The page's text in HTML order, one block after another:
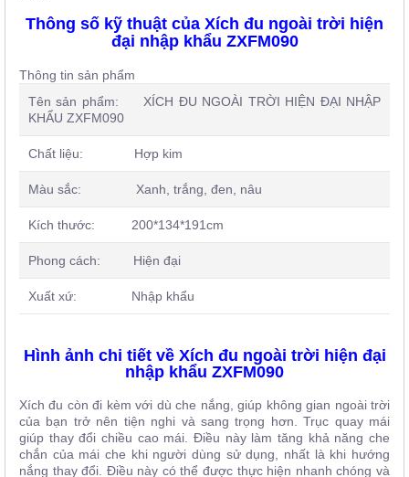
Thông số kỹ thuật của Xích đu ngoài trời hiện
đại nhập khẩu ZXFM090
Thông tin sản phẩm
Tên sản phẩm: XÍCH ĐU NGOÀI TRỜI HIỆN ĐẠI NHẬP
KHẨU ZXFM090
Chất liệu: Hợp kim
Màu sắc: Xanh, trắng, đen, nâu
Kích thước: 200*134*191cm
Phong cách: Hiện đại
Xuất xứ: Nhập khẩu
Hình ảnh chi tiết về Xích đu ngoài trời hiện đại
nhập khẩu ZXFM090
Xích đu còn đi kèm với dù che nắng, giúp không gian ngoài trời
của bạn trở nên tiện nghi và sang trọng hơn. Trục quay mái
giúp thay đổi chiều cao mái. Điều này làm tăng khả năng che
chắn của mái che khi người dùng sử dụng, nhất là khi hướng
nắng thay đổi. Điều này có thể được thực hiện nhanh chóng và